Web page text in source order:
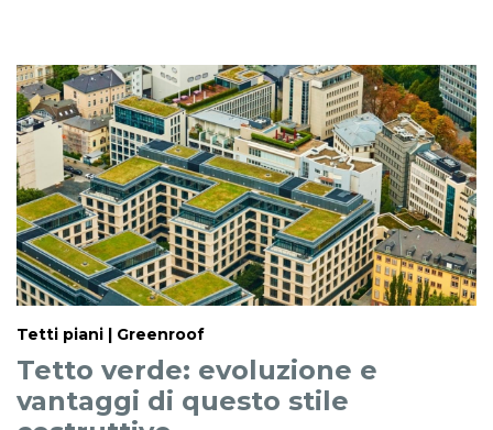
Tetti piani | Greenroof
Tetto verde: evoluzione e
vantaggi di questo stile